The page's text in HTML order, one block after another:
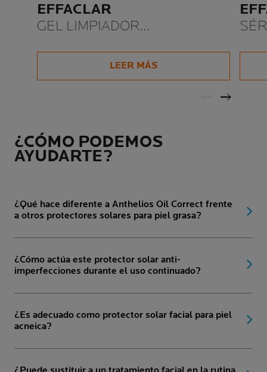
EFFACLAR
GEL LIMPIADOR
LEER MÁS
¿CÓMO PODEMOS
AYUDARTE?
¿Qué hace diferente a Anthelios Oil Correct frente
a otros protectores solares para piel grasa?
¿Cómo actúa este protector solar anti-
imperfecciones durante el uso continuado?
¿Es adecuado como protector solar facial para piel
acneica?